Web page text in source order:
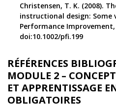
Christensen, T. K. (2008).
instructional design: Some
Performance Improvement,
doi:10.1002/pfi.199
RÉFÉRENCES
MODULE 2 –
ET APPRENTISSAGE
OBLIGATOIRES